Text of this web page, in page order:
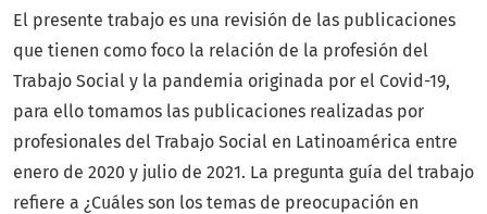
El presente trabajo es una revisión de las publicaciones
que tienen como foco la relación de la profesión del
Trabajo Social y la pandemia originada por el Covid-19,
para ello tomamos las publicaciones realizadas por
profesionales del Trabajo Social en Latinoamérica entre
enero de 2020 y julio de 2021. La pregunta guía del trabajo
refiere a ¿Cuáles son los temas de preocupación en